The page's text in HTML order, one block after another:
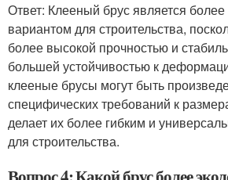
Ответ: Клееный брус является
вариантом для строительства,
более высокой прочностью и
большей устойчивостью к
клееные брусы могут быть
специфических требований к
делает их более гибким и
для строительства.